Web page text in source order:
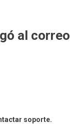
al correo
soporte.